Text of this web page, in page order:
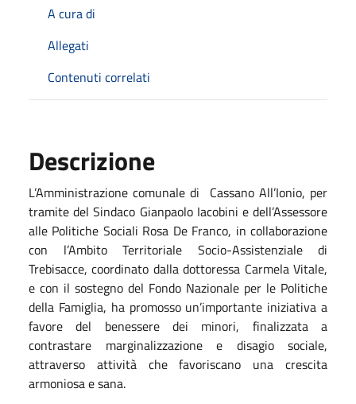
A cura di
Allegati
Contenuti correlati
Descrizione
L’Amministrazione comunale di
Cassano All’Ionio, per
tramite del Sindaco Gianpaolo Iacobini e dell’Assessore
alle Politiche Sociali Rosa De Franco, in collaborazione
con l’Ambito Territoriale Socio-Assistenziale di
Trebisacce, coordinato dalla dottoressa Carmela Vitale,
e con il sostegno del Fondo Nazionale per le Politiche
della Famiglia, ha promosso un’importante iniziativa a
favore del benessere dei minori, finalizzata a
contrastare marginalizzazione e disagio sociale,
attraverso attività che favoriscano una crescita
armoniosa e sana.